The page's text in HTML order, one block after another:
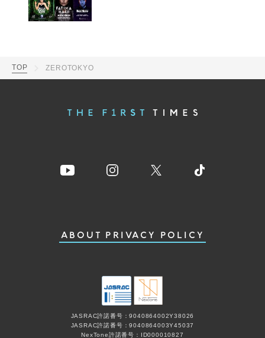
TOP ZEROTOKYO
ABOUT PRIVACY POLICY
JASRAC許諾番号：9040864002Y38026
JASRAC許諾番号：9040864003Y45037
NexTone許諾番号：ID000010827